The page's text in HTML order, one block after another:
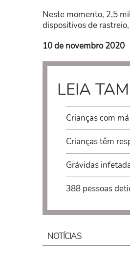
Neste momento, 2,5
dispositivos de
10 de novembro 2020
LEIA
Crianças com
Crianças têm
Grávidas
388 pessoas
NOTÍCIAS